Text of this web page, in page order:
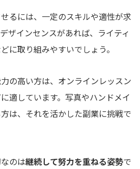
るには、一定のスキルや適性が求
ザインセンスがあれば、ライティ
に取り組みやすいでしょう。
の高い方は、オンラインレッスン
適しています。写真やハンドメイ
は、それを活かした副業に挑戦で
のは継続して努力を重ねる姿勢で